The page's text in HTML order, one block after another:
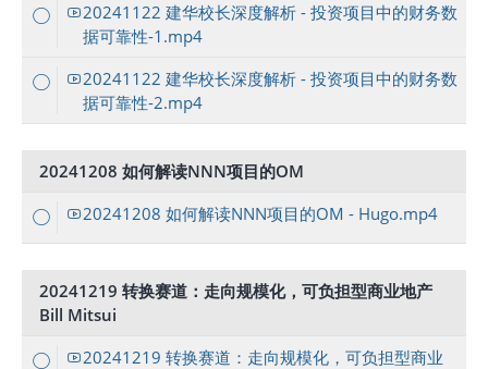
20241122 建华校长深度解析 - 投资项目中的财务数
据可靠性-1.mp4
20241122 建华校长深度解析 - 投资项目中的财务数
据可靠性-2.mp4
20241208 如何解读NNN项目的OM
20241208 如何解读NNN项目的OM - Hugo.mp4
20241219 转换赛道：走向规模化，可负担型商业地产
Bill Mitsui
20241219 转换赛道：走向规模化，可负担型商业